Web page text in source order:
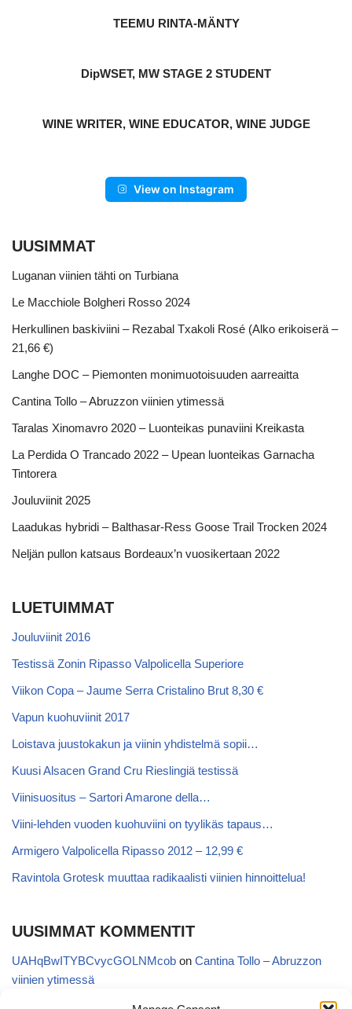
TEEMU RINTA-MÄNTY
DipWSET, MW STAGE 2 STUDENT
WINE WRITER, WINE EDUCATOR, WINE JUDGE
View on Instagram
UUSIMMAT
Luganan viinien tähti on Turbiana
Le Macchiole Bolgheri Rosso 2024
Herkullinen baskiviini – Rezabal Txakoli Rosé (Alko erikoiserä –
21,66 €)
Langhe DOC – Piemonten monimuotoisuuden aarreaitta
Cantina Tollo – Abruzzon viinien ytimessä
Taralas Xinomavro 2020 – Luonteikas punaviini Kreikasta
La Perdida O Trancado 2022 – Upean luonteikas Garnacha
Tintorera
Jouluviinit 2025
Laadukas hybridi – Balthasar-Ress Goose Trail Trocken 2024
Neljän pullon katsaus Bordeaux’n vuosikertaan 2022
LUETUIMMAT
Jouluviinit 2016
Testissä Zonin Ripasso Valpolicella Superiore
Viikon Copa – Jaume Serra Cristalino Brut 8,30 €
Vapun kuohuviinit 2017
Loistava juustokakun ja viinin yhdistelmä sopii…
Kuusi Alsacen Grand Cru Rieslingiä testissä
Viinisuositus – Sartori Amarone della…
Viini-lehden vuoden kuohuviini on tyylikäs tapaus…
Armigero Valpolicella Ripasso 2012 – 12,99 €
Ravintola Grotesk muuttaa radikaalisti viinien hinnoittelua!
UUSIMMAT KOMMENTIT
UAHqBwITYBCvycGOLNMcob on Cantina Tollo – Abruzzon
viinien ytimessä
EgVGGttRTxKfbqUaWNglbonCantina Tollo – Abruzzon viinien